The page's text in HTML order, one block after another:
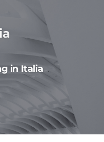
in Italia